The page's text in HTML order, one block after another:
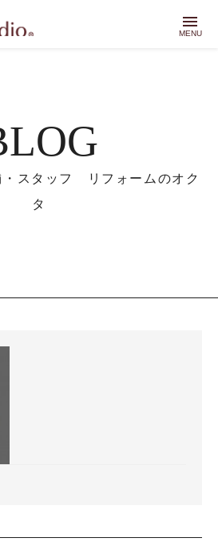
menu
MENU
スタッフ リフォームのオク
タ